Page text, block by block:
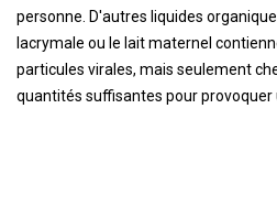
personne. D'autres liquides
lacrymale ou le lait maternel
particules virales, mais seulement
quantités suffisantes pour provoquer